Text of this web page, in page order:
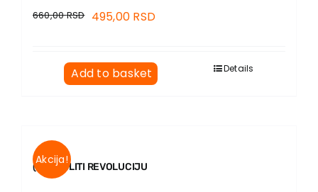
660,00RSD 495,00 RSD
Add to basket Details
Akcija!
(ZA)MISLITI REVOLUCIJU